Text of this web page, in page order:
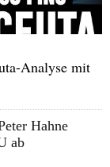
Analyse mit
Hahne
ab